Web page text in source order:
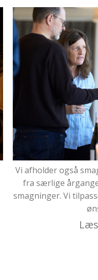
Vi afholder også
fra særlige
smagninger. Vi